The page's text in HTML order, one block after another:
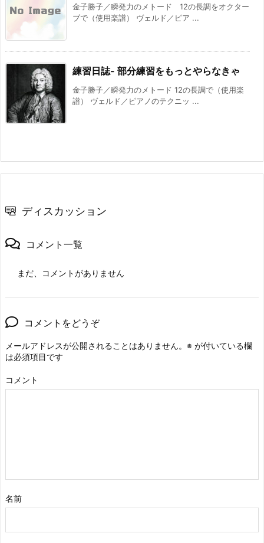
金子勝子／瞬発力のメトード 12の長調をオクター
ブで（使用楽譜） ヴェルド／ピア ...
練習日誌- 部分練習をもっとやらなきゃ
金子勝子／瞬発力のメトード 12の長調で（使用楽
譜） ヴェルド／ピアノのテクニッ ...
ディスカッション
コメント一覧
まだ、コメントがありません
コメントをどうぞ
メールアドレスが公開されることはありません。 ※ が付いている欄
は必須項目です
コメント
名前